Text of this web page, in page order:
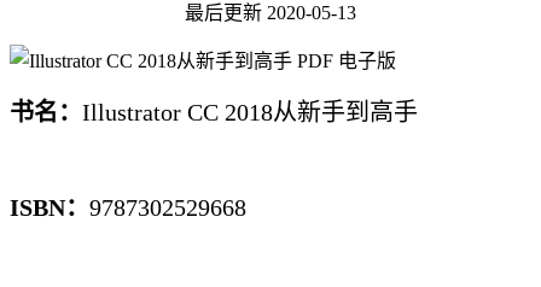
最后更新 2020-05-13
书名： Illustrator CC 2018从新手到高手
ISBN： 9787302529668